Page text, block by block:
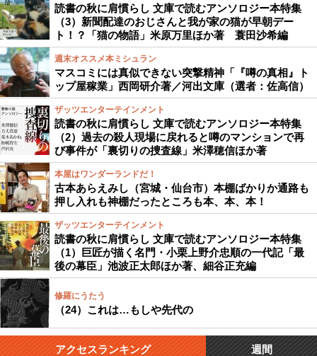
読書の秋に肩慣らし 文庫で読むアンソロジー本特集
（3）新聞配達のおじさんと我が家の猫が早朝デー
ト！？「猫の物語」米原万里ほか著 蓑田沙希編
週末オススメ本ミシュラン
マスコミには真似できない突撃精神「『噂の真相』ト
ップ屋稼業」西岡研介著／河出文庫（選者：佐高信）
ザッツエンターテインメント
読書の秋に肩慣らし 文庫で読むアンソロジー本特集
（2）過去の殺人現場に戻れると噂のマンションで再
び事件が「裏切りの捜査線」米澤穂信ほか著
本屋はワンダーランドだ！
古本あらえみし（宮城・仙台市）本棚ばかりか通路も
押し入れも神棚だったところも本、本、本！
ザッツエンターテインメント
読書の秋に肩慣らし 文庫で読むアンソロジー本特集
（1）巨匠が描く名門・小栗上野介忠順の一代記「最
後の幕臣」池波正太郎ほか著、細谷正充編
修羅にうたう
（24）これは…もしや先代の
アクセスランキング 週間